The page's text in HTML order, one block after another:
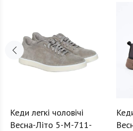
Кеди легкі чоловічі
Весна-Літо 5-M-711-